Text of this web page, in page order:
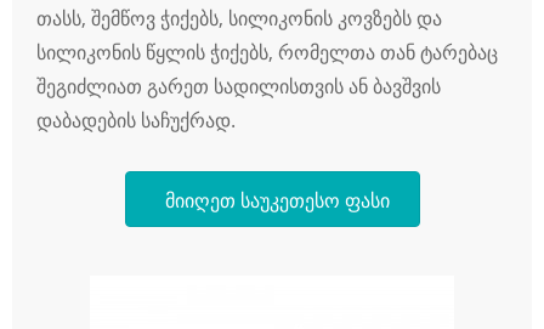
თასს, შემწოვ ჭიქებს, სილიკონის კოვზებს და
სილიკონის წყლის ჭიქებს, რომელთა თან ტარებაც
შეგიძლიათ გარეთ სადილისთვის ან ბავშვის
დაბადების საჩუქრად.
მიიღეთ საუკეთესო ფასი